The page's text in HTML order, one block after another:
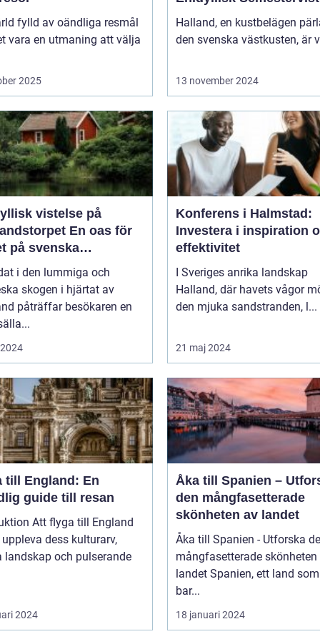
fylld av oändliga resmål
vara en utmaning att välja
2025
Halland, en kustbelägen
den svenska västkusten, är
13 november 2024
vistelse på
En oas för
på svenska
i den lummiga och
skogen i hjärtat av
påträffar besökaren en
Konferens i Halmstad:
Investera i inspiration
effektivitet
I Sveriges anrika landskap
Halland, där havets vågor
den mjuka sandstranden, l...
21 maj 2024
till England: En
guide till resan
Att flyga till England
dess kulturarv,
landskap och pulserande
2024
Åka till Spanien –
den mångfasetterade
skönheten av landet
Åka till Spanien - Utforska
mångfasetterade skönheten
landet Spanien, ett land som inte
bar...
18 januari 2024